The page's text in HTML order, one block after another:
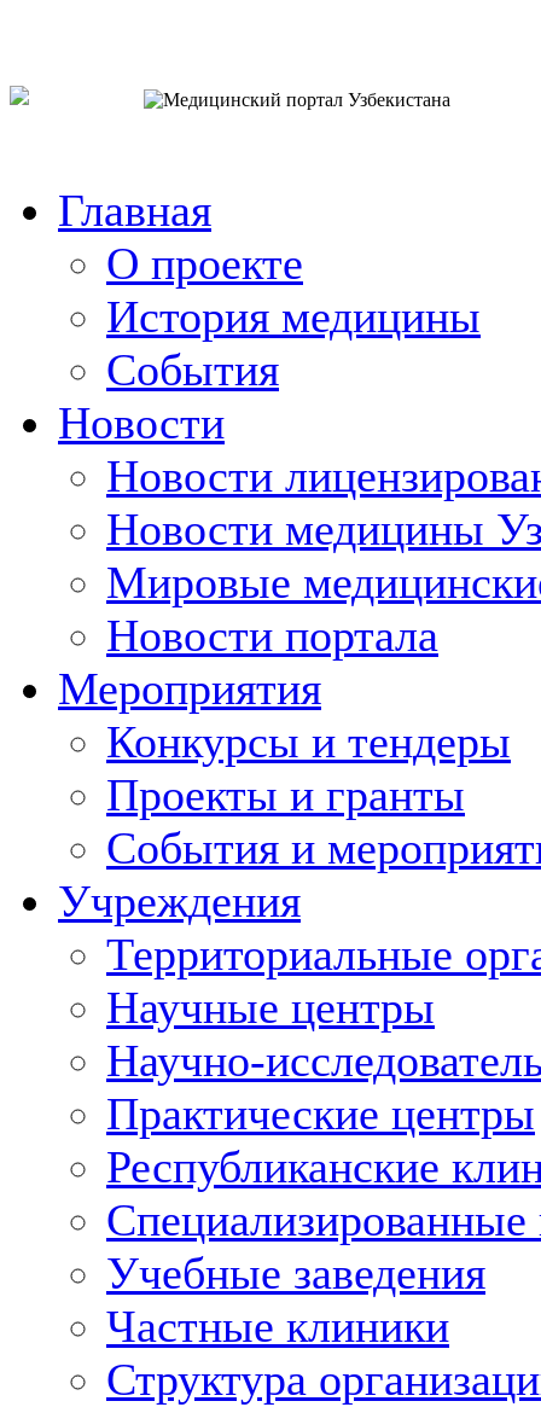
Главная
О проекте
История медицины
События
Новости
Новости
Новости медицины
Мировые
Новости портала
Мероприятия
Конкурсы и тендеры
Проекты и гранты
События и
Учреждения
Территориальные
Научные центры
Научно-
Практические центры
Республиканские
Учебные заведения
Частные клиники
Структура